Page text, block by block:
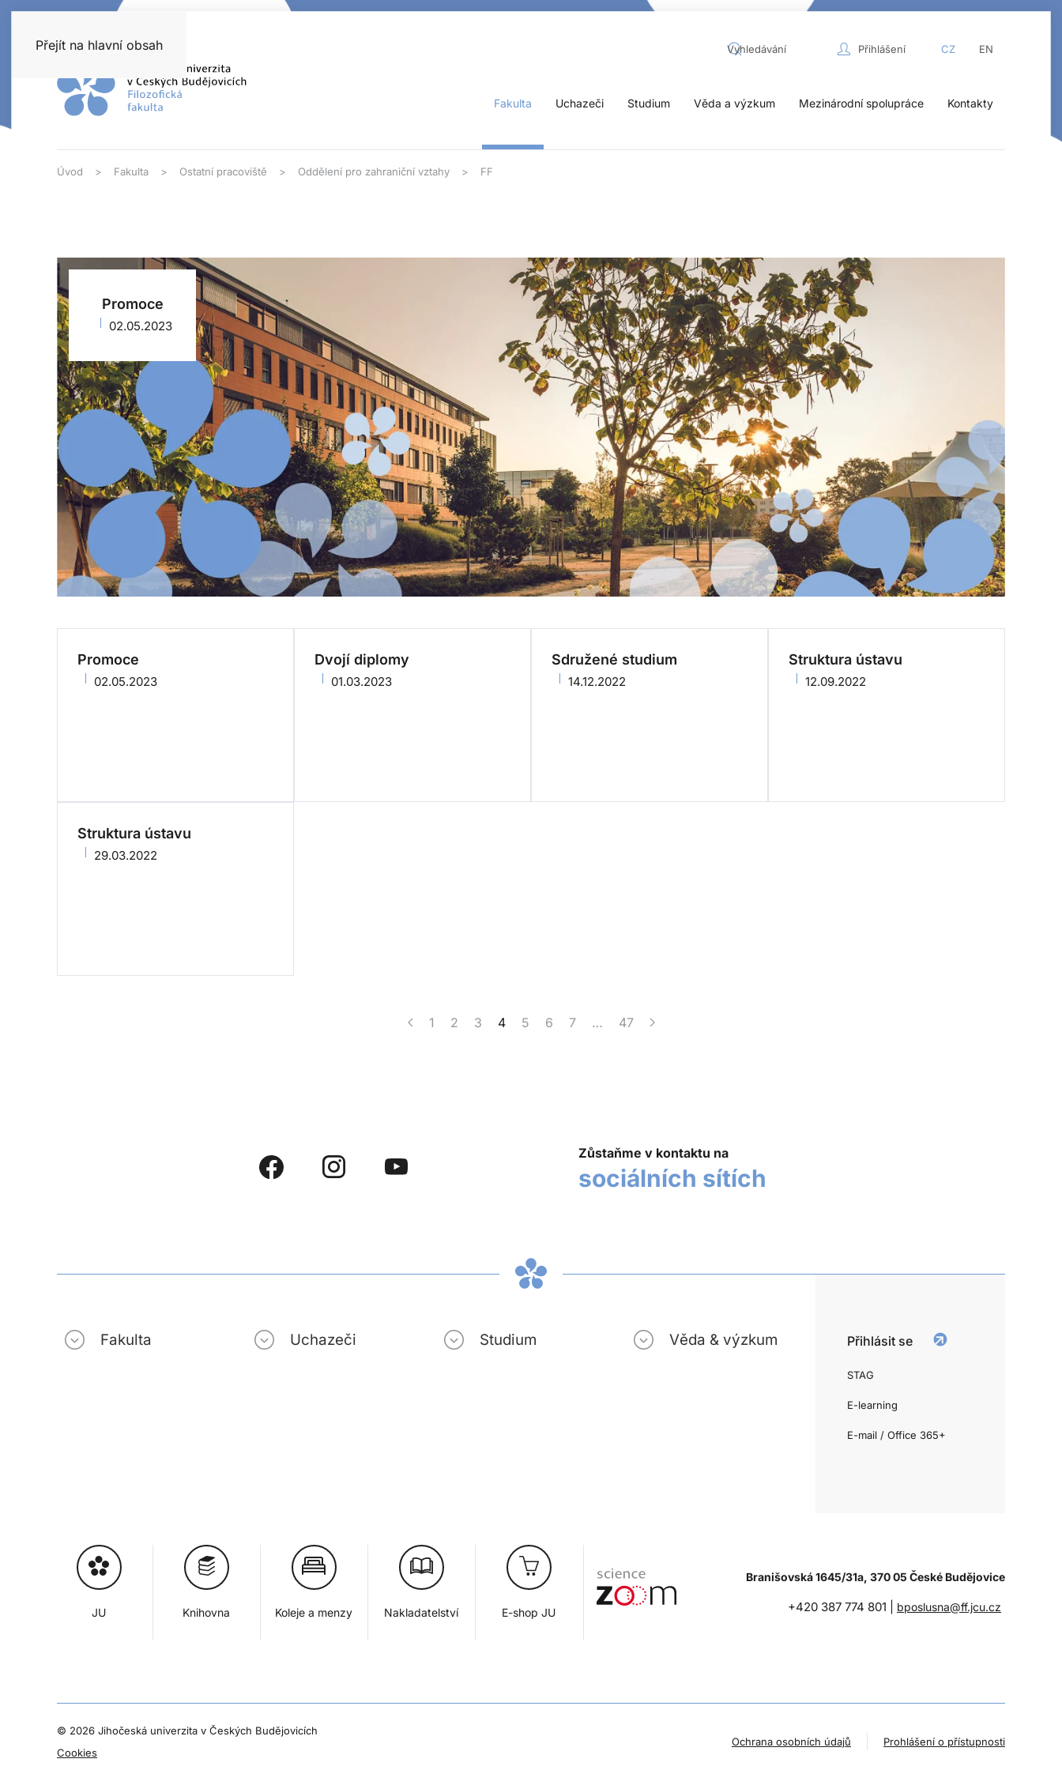
Přejít na hlavní obsah Přihlášení CZ EN
Fakulta Uchazeči Studium Věda a výzkum Mezinárodní spolupráce Kontakty
Úvod Fakulta Ostatní pracoviště Oddělení pro zahraniční vztahy FF
Promoce
02.05.2023
Promoce
02.05.2023
Dvojí diplomy
01.03.2023
Sdružené studium
14.12.2022
Struktura ústavu
12.09.2022
Struktura ústavu
29.03.2022
1 2 3 4 5 6 7 … 47
Zůstaňme v kontaktu na
sociálních sítích
Fakulta Uchazeči Studium Věda & výzkum Přihlásit se
STAG
E-learning
E-mail / Office 365+
JU Knihovna Koleje a menzy Nakladatelství E-shop JU
Branišovská 1645/31a, 370 05 České Budějovice
+420 387 774 801 | bposlusna@ff.jcu.cz
© 2026 Jihočeská univerzita v Českých Budějovicích
Cookies
Ochrana osobních údajů Prohlášení o přístupnosti